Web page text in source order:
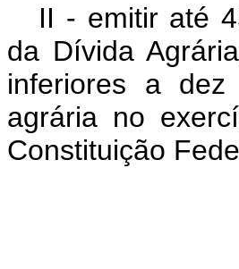
II - emitir até
da Dívida
inferiores a
agrária no
Constituição